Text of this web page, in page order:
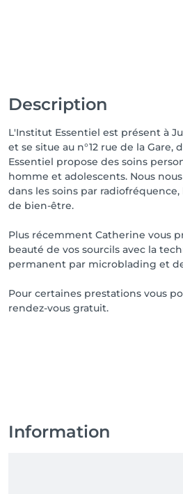
barrière cutanée et
stimuler et d'améliorer la
nos cellules. La peau étant
pour protéger, régénérer et
faut l'encourager à le faire
invasifs, les produits agressifs
perturbent cet équilibre
peau malsaine: boutons, acné,
déshydratation, vieillissement
peau grasse, pores
inconsciemment.
INDIBA® est un traitement qui
Dans notre institut vous confiez
esthéticiennes qui ont plus de
Description
L'Institut Essentiel est présent à
et se situe au n°12 rue de la Gare,
Essentiel propose des soins
homme et adolescents. Nous
dans les soins par
de bien-être.
Plus récemment Catherine vous
beauté de vos sourcils avec la
permanent par microblading et
Pour certaines prestations vous
rendez-vous gratuit.
Information